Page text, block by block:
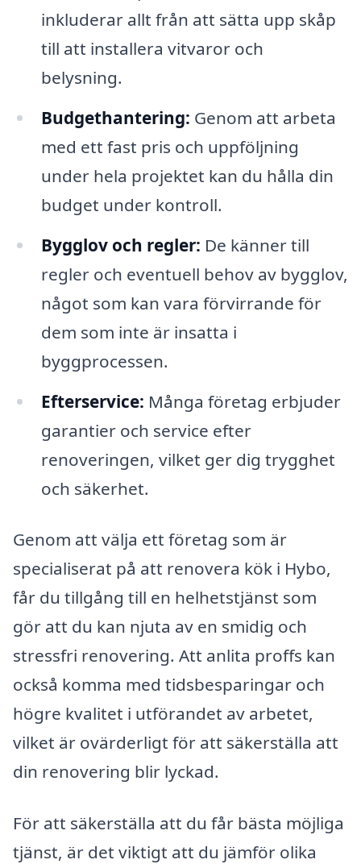
inkluderar allt från att sätta upp skåp
till att installera vitvaror och
belysning.
Budgethantering: Genom att arbeta
med ett fast pris och uppföljning
under hela projektet kan du hålla din
budget under kontroll.
Bygglov och regler: De känner till
regler och eventuell behov av bygglov,
något som kan vara förvirrande för
dem som inte är insatta i
byggprocessen.
Efterservice: Många företag erbjuder
garantier och service efter
renoveringen, vilket ger dig trygghet
och säkerhet.
Genom att välja ett företag som är
specialiserat på att renovera kök i Hybo,
får du tillgång till en helhetstjänst som
gör att du kan njuta av en smidig och
stressfri renovering. Att anlita proffs kan
också komma med tidsbesparingar och
högre kvalitet i utförandet av arbetet,
vilket är ovärderligt för att säkerställa att
din renovering blir lyckad.
För att säkerställa att du får bästa möjliga
tjänst, är det viktigt att du jämför olika